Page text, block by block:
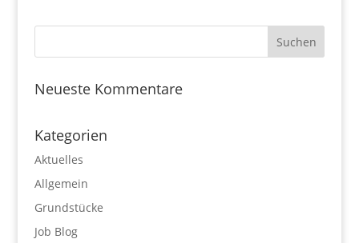
Neueste Kommentare
Kategorien
Aktuelles
Allgemein
Grundstücke
Job Blog